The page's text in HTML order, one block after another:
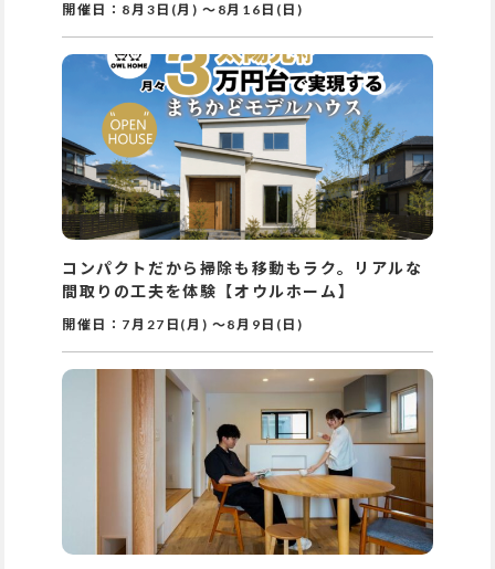
開催日： 8月3日(月) ～ 8月16日(日)
コンパクトだから掃除も移動もラク。リアルな
間取りの工夫を体験【オウルホーム】
開催日： 7月27日(月) ～8月9日(日)